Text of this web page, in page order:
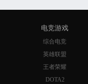
电竞游戏
综合电竞
英雄联盟
王者荣耀
DOTA2